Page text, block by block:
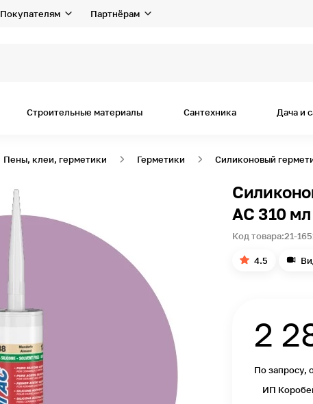
Покупателям Партнёрам
Строительные материалы Сантехника Дача и
Пены, клеи, герметики Герметики Силиконовый
AC 310
Код товара:21-
4.5
2
По запросу,
ИП